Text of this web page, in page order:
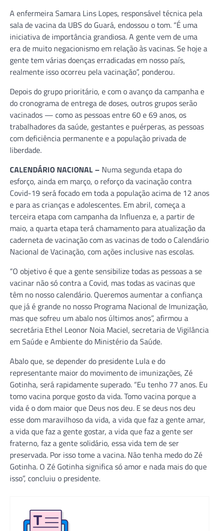
A enfermeira Samara Lins Lopes, responsável técnica pela
sala de vacina da UBS do Guará, endossou o tom. “É uma
iniciativa de importância grandiosa. A gente vem de uma
era de muito negacionismo em relação às vacinas. Se hoje a
gente tem várias doenças erradicadas em nosso país,
realmente isso ocorreu pela vacinação”, ponderou.
Depois do grupo prioritário, e com o avanço da campanha e
do cronograma de entrega de doses, outros grupos serão
vacinados — como as pessoas entre 60 e 69 anos, os
trabalhadores da saúde, gestantes e puérperas, as pessoas
com deficiência permanente e a população privada de
liberdade.
CALENDÁRIO NACIONAL – Numa segunda etapa do
esforço, ainda em março, o reforço da vacinação contra
Covid-19 será focado em toda a população acima de 12 anos
e para as crianças e adolescentes. Em abril, começa a
terceira etapa com campanha da Influenza e, a partir de
maio, a quarta etapa terá chamamento para atualização da
caderneta de vacinação com as vacinas de todo o Calendário
Nacional de Vacinação, com ações inclusive nas escolas.
“O objetivo é que a gente sensibilize todas as pessoas a se
vacinar não só contra a Covid, mas todas as vacinas que
têm no nosso calendário. Queremos aumentar a confiança
que já é grande no nosso Programa Nacional de Imunização,
mas que sofreu um abalo nos últimos anos”, afirmou a
secretária Ethel Leonor Noia Maciel, secretaria de Vigilância
em Saúde e Ambiente do Ministério da Saúde.
Abalo que, se depender do presidente Lula e do
representante maior do movimento de imunizações, Zé
Gotinha, será rapidamente superado. “Eu tenho 77 anos. Eu
tomo vacina porque gosto da vida. Tomo vacina porque a
vida é o dom maior que Deus nos deu. E se deus nos deu
esse dom maravilhoso da vida, a vida que faz a gente amar,
a vida que faz a gente gostar, a vida que faz a gente ser
fraterno, faz a gente solidário, essa vida tem de ser
preservada. Por isso tome a vacina. Não tenha medo do Zé
Gotinha. O Zé Gotinha significa só amor e nada mais do que
isso”, concluiu o presidente.